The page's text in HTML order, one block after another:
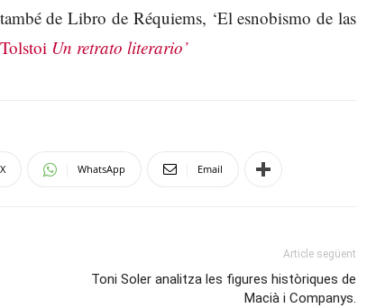
de Libro de Réquiems, ‘El esnobismo de las
Un retrato literario’
X WhatsApp Email
Article següent
Toni Soler analitza les figures històriques de
Macià i Companys.